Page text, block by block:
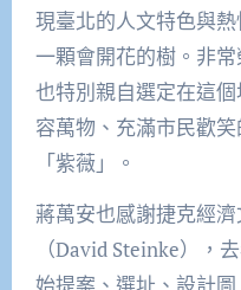
現臺北的人文特色與
一顆會開花的樹。非
也特別親自選定在這
容萬物、充滿市民歡
「紫薇」。
蔣萬安也感謝捷克經
（David Steinke），